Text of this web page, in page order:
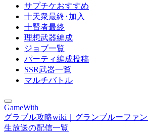
サプチケおすすめ
十天衆最終･加入
十賢者最終
理想武器編成
ジョブ一覧
パーティ編成投稿
SSR武器一覧
マルチバトル
GameWith
グラブル攻略wiki｜グランブルーファ
生放送の配信一覧